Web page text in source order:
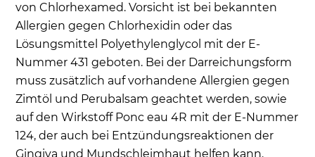
von Chlorhexamed. Vorsicht ist bei bekannten
Allergien gegen Chlorhexidin oder das
Lösungsmittel Polyethylenglycol mit der E-
Nummer 431 geboten. Bei der Darreichungsform
muss zusätzlich auf vorhandene Allergien gegen
Zimtöl und Perubalsam geachtet werden, sowie
auf den Wirkstoff Ponc eau 4R mit der E-Nummer
124, der auch bei Entzündungsreaktionen der
Gingiva und Mundschleimhaut helfen kann.